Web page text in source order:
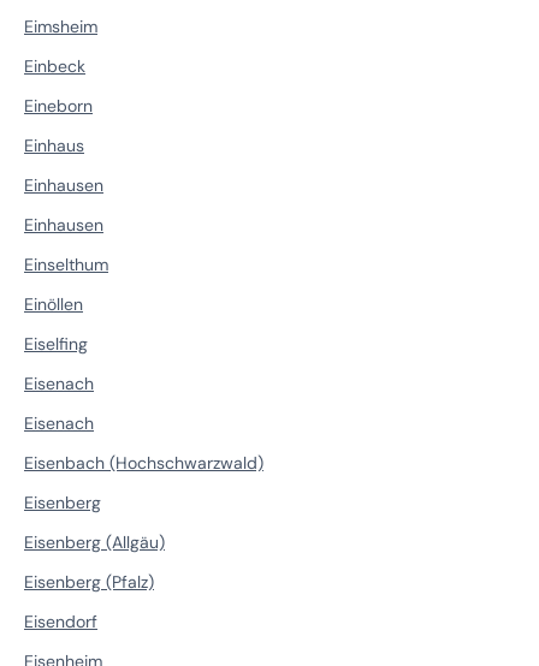
Eimsheim
Einbeck
Eineborn
Einhaus
Einhausen
Einhausen
Einselthum
Einöllen
Eiselfing
Eisenach
Eisenach
Eisenbach (Hochschwarzwald)
Eisenberg
Eisenberg (Allgäu)
Eisenberg (Pfalz)
Eisendorf
Eisenheim